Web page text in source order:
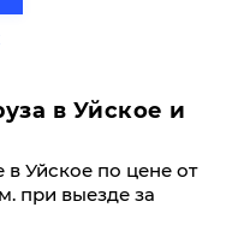
в Уйское и
Уйское по цене от
при выезде за